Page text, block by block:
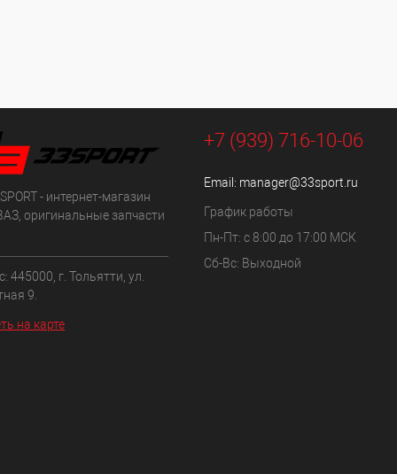
- интернет-магазин
оригинальные запчасти
445000, г. Тольятти, ул.
9.
на карте
+7 (939) 716-10-06
Email: manager@33sport.ru
График работы
Пн-Пт: с 8:00 до 17:00 МСК
Сб-Вс: Выходной